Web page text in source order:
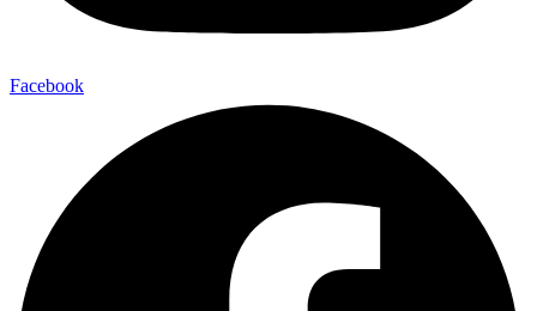
Facebook